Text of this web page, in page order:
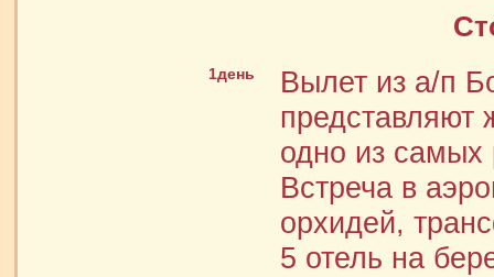
1день
Вылет из а/п
представляют
одно из самых
Встреча в
орхидей,
5 отель на